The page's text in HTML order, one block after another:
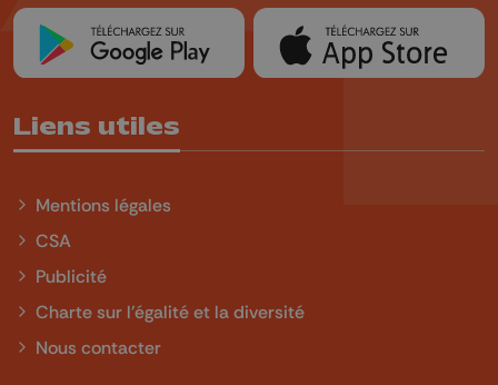
Liens utiles
Mentions légales
CSA
Publicité
Charte sur l'égalité et la diversité
Nous contacter